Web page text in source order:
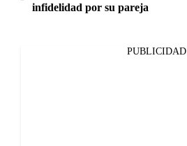
infidelidad por su pareja
PUBLICIDAD